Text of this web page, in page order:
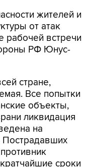
жителей и
от атак
рабочей встречи
РФ Юнус-
стране,
Все попытки
объекты,
ликвидация
на
Пострадавших
сроки